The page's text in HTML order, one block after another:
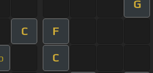
G
C F
C